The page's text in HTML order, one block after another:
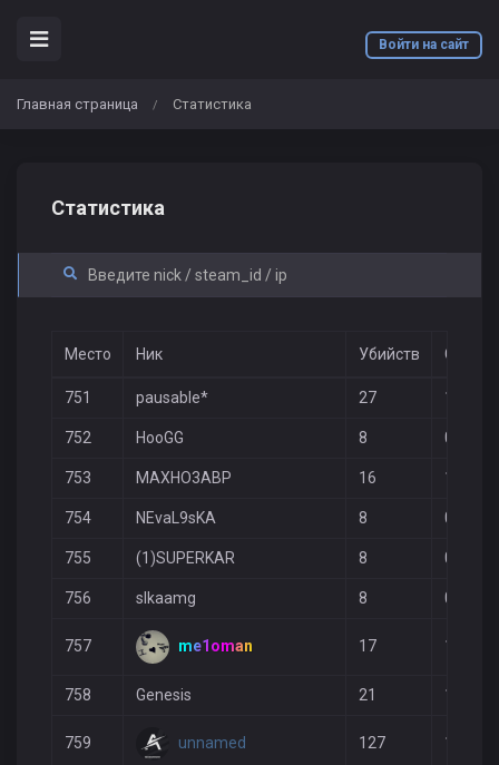
Войти на сайт
Главная страница / Статистика
Статистика
Место Ник Убийств
751 pausable* 27 19
752 HooGG 8 0
753 MAXHO3ABP 16 15
754 NEvaL9sKA 8 0
755 (1)SUPERKAR 8 0
756 slkaamg 8 0
757 me1oman 17 10
758 Genesis 21 10
759 unnamed 127 146